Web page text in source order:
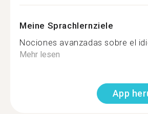
Meine Sprachlernziele
Nociones avanzadas sobre el
Mehr lesen
App